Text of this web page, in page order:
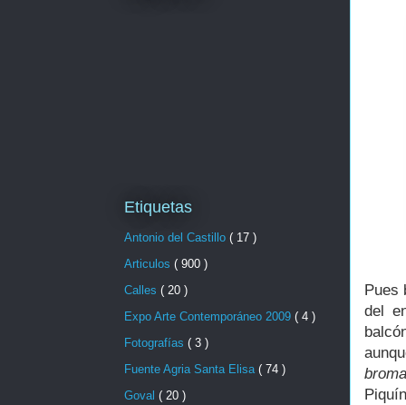
Pues
del
Etiquetas
Antonio del Castillo ( 17 )
Articulos ( 900 )
Calles ( 20 )
Expo Arte Contemporáneo 2009 ( 4 )
Fotografías ( 3 )
Fuente Agria Santa Elisa ( 74 )
Goval ( 20 )